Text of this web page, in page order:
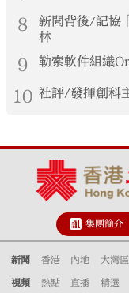
8
新聞背後/記協
林
9
10 社評/發揮創科
集團簡介
新聞 香港 內地 大灣區
視頻 熱點 直播 精選